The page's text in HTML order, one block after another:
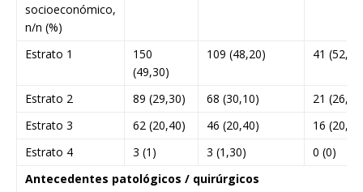
socioeconómico,
n/n (%)
Estrato 1
150
(49,30)
109 (48,20) 41
Estrato 2 89 (29,30) 68 (30,10)
21
Estrato 3
62 (20,40) 46 (20,40)
16
Estrato 4
3 (1) 3 (1,30)
0 (0)
Antecedentes patológicos / quirúrgicos